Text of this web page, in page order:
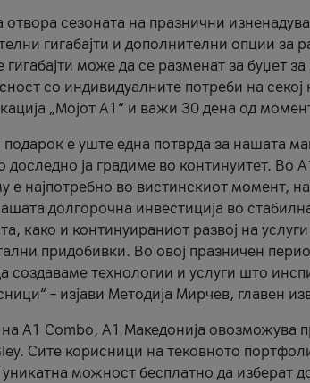
отвора сезоната на празнични
гигабајти и дополнителни опции за
може да се разменат за буџет
со индивидуалните потреби на
„Мојот А1“ и важи 30 дена од
подарок е уште една потврда за нашата
доследно ја градиме во континуитет.
е најпотребно во вистинскиот момент,
долгорочна инвестиција во
како и континуираниот развој на
придобивки. Во овој празничен
создаваме технологии и услуги што
– изјави Методија Мирчев, главен
A1 Combo, А1 Македонија овозможува
Сите корисници на тековното
уникатна можност бесплатно да изберат